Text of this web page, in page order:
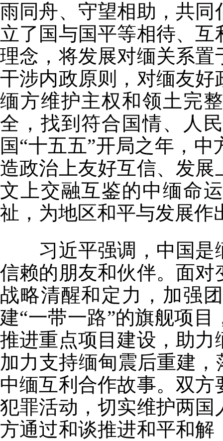
雨同舟、守望相助，共
立了国与国平等相待、
理念，将发展对缅关系
干涉内政原则，对缅友
缅方维护主权和领土完
全，找到符合国情、人
国“十五五”开局之年，
造政治上友好互信、发
文上交融互鉴的中缅命
祉，为地区和平与发展作
习近平强调，中国是
信赖的朋友和伙伴。面
战略清醒和定力，加强
建“一带一路”的旗舰项
推进重点项目建设，助
加力支持缅甸震后重建
中缅互利合作故事。双
犯罪活动，切实维护两
方通过和谈推进和平和